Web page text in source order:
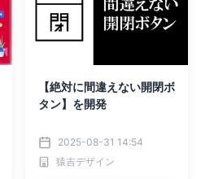
【絶対に間違えない開閉ボ
タン】を開発
2025-08-31 14:54
猿吉デザイン